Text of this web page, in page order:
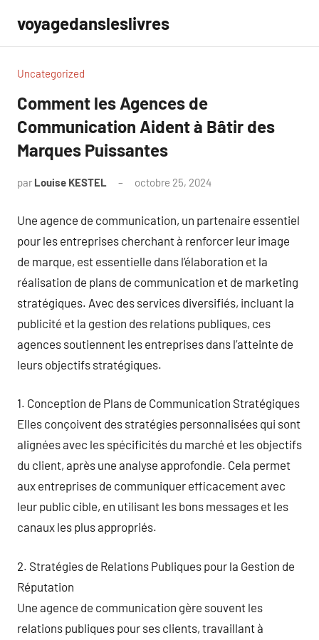
contenu
voyagedansleslivres
Uncategorized
Comment les Agences de
Communication Aident à Bâtir des
Marques Puissantes
par Louise KESTEL octobre 25, 2024
Une agence de communication, un partenaire essentiel
pour les entreprises cherchant à renforcer leur image
de marque, est essentielle dans l’élaboration et la
réalisation de plans de communication et de marketing
stratégiques. Avec des services diversifiés, incluant la
publicité et la gestion des relations publiques, ces
agences soutiennent les entreprises dans l’atteinte de
leurs objectifs stratégiques.
1. Conception de Plans de Communication Stratégiques
Elles conçoivent des stratégies personnalisées qui sont
alignées avec les spécificités du marché et les objectifs
du client, après une analyse approfondie. Cela permet
aux entreprises de communiquer efficacement avec
leur public cible, en utilisant les bons messages et les
canaux les plus appropriés.
2. Stratégies de Relations Publiques pour la Gestion de
Réputation
Une agence de communication gère souvent les
relations publiques pour ses clients, travaillant à